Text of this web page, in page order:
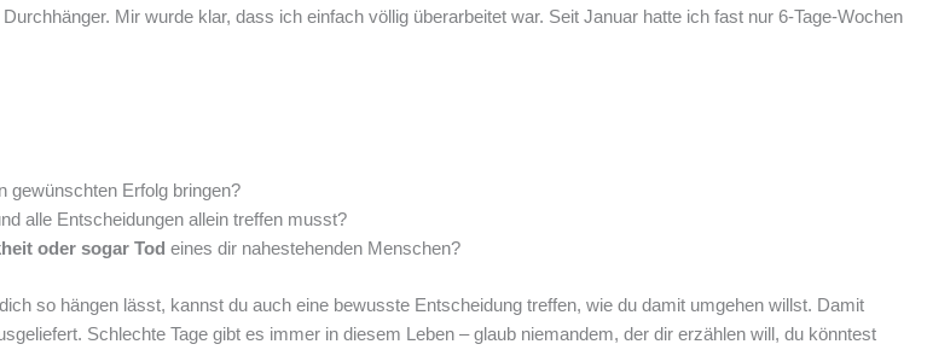
Mir wurde klar, dass ich einfach völlig überarbeitet war. Seit Januar hatte ich fast nur 6-Tage-Wochen
gewünschten Erfolg bringen?
alle Entscheidungen allein treffen musst?
oder sogar Tod eines dir nahestehenden Menschen?
so hängen lässt, kannst du auch eine bewusste Entscheidung treffen, wie du damit umgehen willst. Damit
Schlechte Tage gibt es immer in diesem Leben – glaub niemandem, der dir erzählen will, du könntest